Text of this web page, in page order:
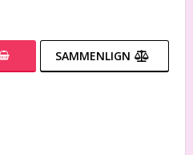
SAMMENLIGN